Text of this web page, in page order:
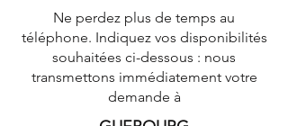
Ne perdez plus de temps au
téléphone. Indiquez vos disponibilités
souhaitées ci-dessous : nous
transmettons immédiatement votre
demande à